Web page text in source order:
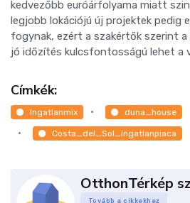
kedvezőbb euróárfolyama miatt
legjobb lokációjú új projektek pedig
fogynak, ezért a szakértők szerint
jó időzítés kulcsfontosságú lehet a
Címkék:
Ingatlanmix duna_house
Costa_del_Sol_ingatlanpiaca
OtthonTérkép
Tovább a cikkekhez